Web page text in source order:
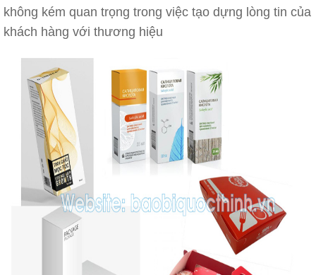
không kém quan trọng trong việc tạo dựng lòng tin của
khách hàng với thương hiệu